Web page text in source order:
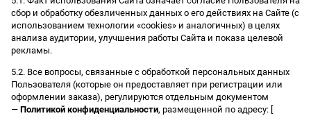
сбор и обработку обезличенных данных о его действиях на Сайте (с
использованием технологии «cookies» и аналогичных) в целях
анализа аудитории, улучшения работы Сайта и показа целевой
рекламы.
5.2. Все вопросы, связанные с обработкой персональных данных
Пользователя (которые он предоставляет при регистрации или
оформлении заказа), регулируются отдельным документом
— Политикой конфиденциальности, размещенной по адресу: [